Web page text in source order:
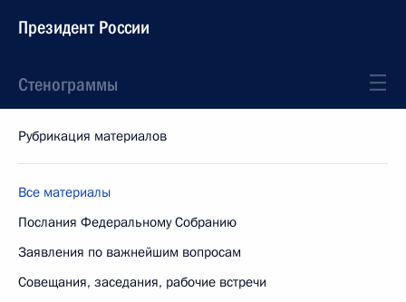
Президент России
Стенограммы
Рубрикация материалов
Все материалы
Послания Федеральному Собранию
Заявления по важнейшим вопросам
Совещания, заседания, рабочие встречи